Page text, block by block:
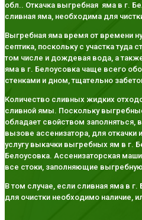
обл.. Откачка выгребная яма в г.
сливная яма, необходима для
Выгребная яма время от времени
септика, поскольку с участка туда
том числе и дождевая вода, а
яма в г. Белоусовка чаще всего
стенками и дном, тщательно
Количество сливных жидких
сливной ямы. Поскольку
обладает свойством заполняться,
вызове ассенизатора, для откачки
услугу выкачки выгребных ям в г.
Белоусовка. Ассенизаторская
все стоки, заполняющие
В том случае, если сливная яма в
для очистки необходимо наличие,